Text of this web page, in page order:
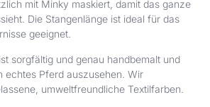
mit Minky maskiert, damit das ganze
Die Stangenlänge ist ideal für das
geeignet.
sorgfältig und genau handbemalt und
echtes Pferd auszusehen. Wir
umweltfreundliche Textilfarben.